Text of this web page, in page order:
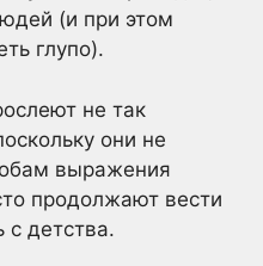
(и при этом
глупо).
не так
они не
выражения
продолжают вести
с детства.